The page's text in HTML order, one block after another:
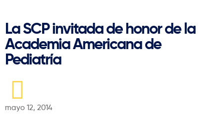
La SCP invitada de honor de la
Academia Americana de
Pediatría
mayo 12, 2014